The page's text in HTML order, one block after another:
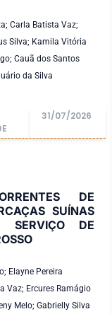
Carla Batista Vaz;
Silva; Kamila Vitória
Cauã dos Santos
da Silva
31/07/2026
DE
SUÍNAS
SERVIÇO DE
Elayne Pereira
Vaz; Ercures Ramágio
Melo; Gabrielly Silva